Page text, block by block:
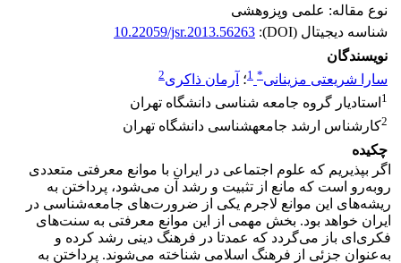
نوع مقاله: علمی وپزوهشی
شناسه دیجیتال (DOI):
10.22059/jsr.2013.56263
نویسندگان
سارا شریعتی مزینانی*
1؛ آرمان ذاکری2
1 استادیار گروه جامعه ‏شناسی دانشگاه تهران
2کارشناس ارشد جامعه‏شناسی دانشگاه تهران
چکیده
اگر بپذیریم که علوم اجتماعی در ایران با موانع معرفتی متعددی
روبه‌رو است که مانع از تثبیت و رشد آن می‌شود، پرداختن به
ریشه‌های این موانع لاجرم یکی از ضرورت‌های جامعه‌شناسی در
ایران خواهد بود. بخش مهمی از این موانع معرفتی به سنت‌های
فکری‌ای باز می‌گردد که عمدتا در فرهنگ دینی رشد کرده و
به‌عنوان جزئی از فرهنگ اسلامی شناخته می‌شوند. پرداختن به